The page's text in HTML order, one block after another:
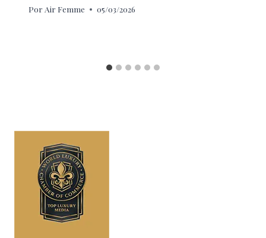
Por Air Femme 05/03/2026